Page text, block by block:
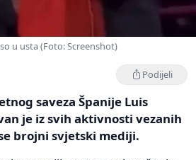
u usta (Foto: Screenshot)
Podijeli
saveza Španije Luis
je iz svih aktivnosti vezanih
brojni svjetski mediji.